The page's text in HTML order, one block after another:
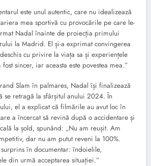
este unul autentic, care nu idealizează
mea sportivă cu provocările pe care le-
Nadal înainte de proiecția primului
la Madrid. El și-a exprimat convingerea
cu privire la viața sa și experiențele
sincer, iar aceasta este povestea mea.”
Slam în palmares, Nadal își finalizează
se retragă la sfârșitul anului 2024. În
el a explicat că filmările au avut loc în
a încercat să revină după o accidentare și
la șold, spunând: „Nu am reușit. Am
dar nu am putut reveni la 100%.
în documentar: îndoielile,
din urmă acceptarea situației.”